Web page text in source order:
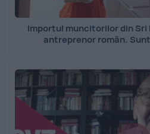
Importul muncitorilor din Sri
antreprenor român.